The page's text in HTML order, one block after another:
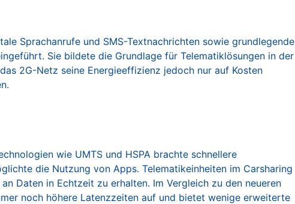
Sprachanrufe und SMS-Textnachrichten sowie grundlegende
Sie bildete die Grundlage für Telematiklösungen in der
2G-Netz seine Energieeffizienz jedoch nur auf Kosten
wie UMTS und HSPA brachte schnellere
die Nutzung von Apps. Telematikeinheiten im Carsharing
Daten in Echtzeit zu erhalten. Im Vergleich zu den neueren
noch höhere Latenzzeiten auf und bietet wenige erweiterte